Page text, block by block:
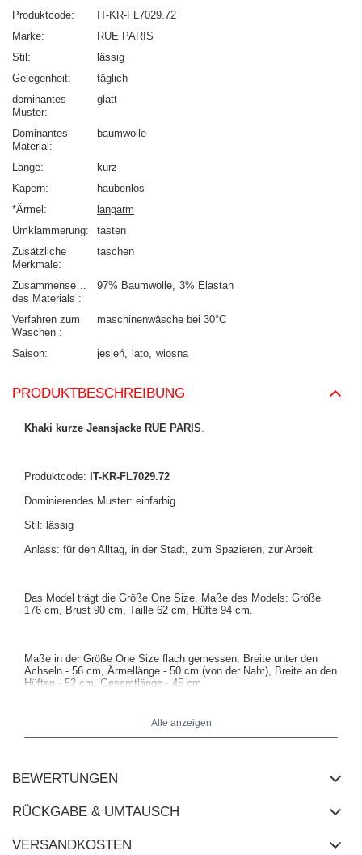
Produktcode
IT-KR-FL7029.72
Marke
RUE PARIS
Stil
lässig
Gelegenheit
täglich
dominantes
Muster
glatt
Dominantes
Material
baumwolle
Länge
kurz
Kapern
haubenlos
*Ärmel
langarm
Umklammerung
tasten
Zusätzliche
Merkmale
taschen
Zusammensetzung
des Materials
97% Baumwolle 3% Elastan
Verfahren zum
Waschen
maschinenwäsche bei 30°C
Saison jesień lato wiosna
PRODUKTBESCHREIBUNG
Khaki kurze Jeansjacke RUE PARIS
Produktcode: IT-KR-FL7029.72
Dominierendes Muster: einfarbig
Stil: lässig
Anlass: für den Alltag, in der Stadt, zum Spazieren, zur Arbeit
Das Model trägt die Größe One Size. Maße des Models: Größe
176 cm, Brust 90 cm, Taille 62 cm, Hüfte 94 cm
Maße in der Größe One Size flach gemessen: Breite unter den
Achseln - 56 cm, Ärmellänge - 50 cm (von der Naht), Breite an den
Hüften - 52 cm, Gesamtlänge - 45 cm.
Alle anzeigen
BEWERTUNGEN
RÜCKGABE & UMTAUSCH
VERSANDKOSTEN